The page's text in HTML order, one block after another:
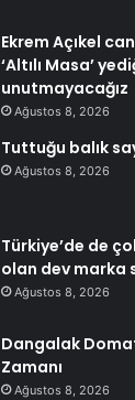
Ekrem Açıkel
‘Altılı Masa’
unutmayacağız
Ağustos 8, 2026
Tuttuğu balık
Ağustos 8, 2026
Türkiye’de de
olan dev marka
Ağustos 8, 2026
Dangalak
Zamanı
Ağustos 8, 2026